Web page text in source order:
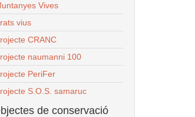
Vives
vius
CRANC
naumanni 100
PeriFer
S.O.S. samaruc
de conservació